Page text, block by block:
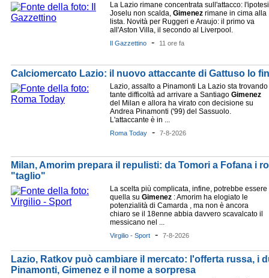
La Lazio rimane concentrata sull'attacco: l'ipotesi
Joselu non scalda, Gimenez rimane in cima alla
lista. Novità per Ruggeri e Araujo: il primo va
all'Aston Villa, il secondo al Liverpool.
Il Gazzettino - 11 ore fa
Calciomercato Lazio: il nuovo attaccante di Gattuso lo
Lazio, assalto a Pinamonti La Lazio sta trovando
tante difficoltà ad arrivare a Santiago Gimenez
del Milan e allora ha virato con decisione su
Andrea Pinamonti ('99) del Sassuolo.
L'attaccante è in ...
Roma Today - 7-8-2026
Milan, Amorim prepara il repulisti: da Tomori a Fofana i
"taglio"
La scelta più complicata, infine, potrebbe essere
quella su Gimenez : Amorim ha elogiato le
potenzialità di Camarda , ma non è ancora
chiaro se il 18enne abbia davvero scavalcato il
messicano nel ...
Virgilio - Sport - 7-8-2026
Lazio, Ratkov può cambiare il mercato: l'offerta russa, i
Pinamonti, Gimenez e il nome a sorpresa